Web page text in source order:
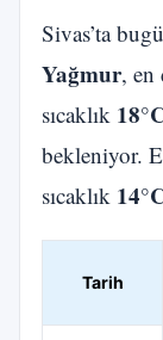
Sivas’ta
Yağmur, en
sıcaklık
bekleniyor.
sıcaklık
Tarih